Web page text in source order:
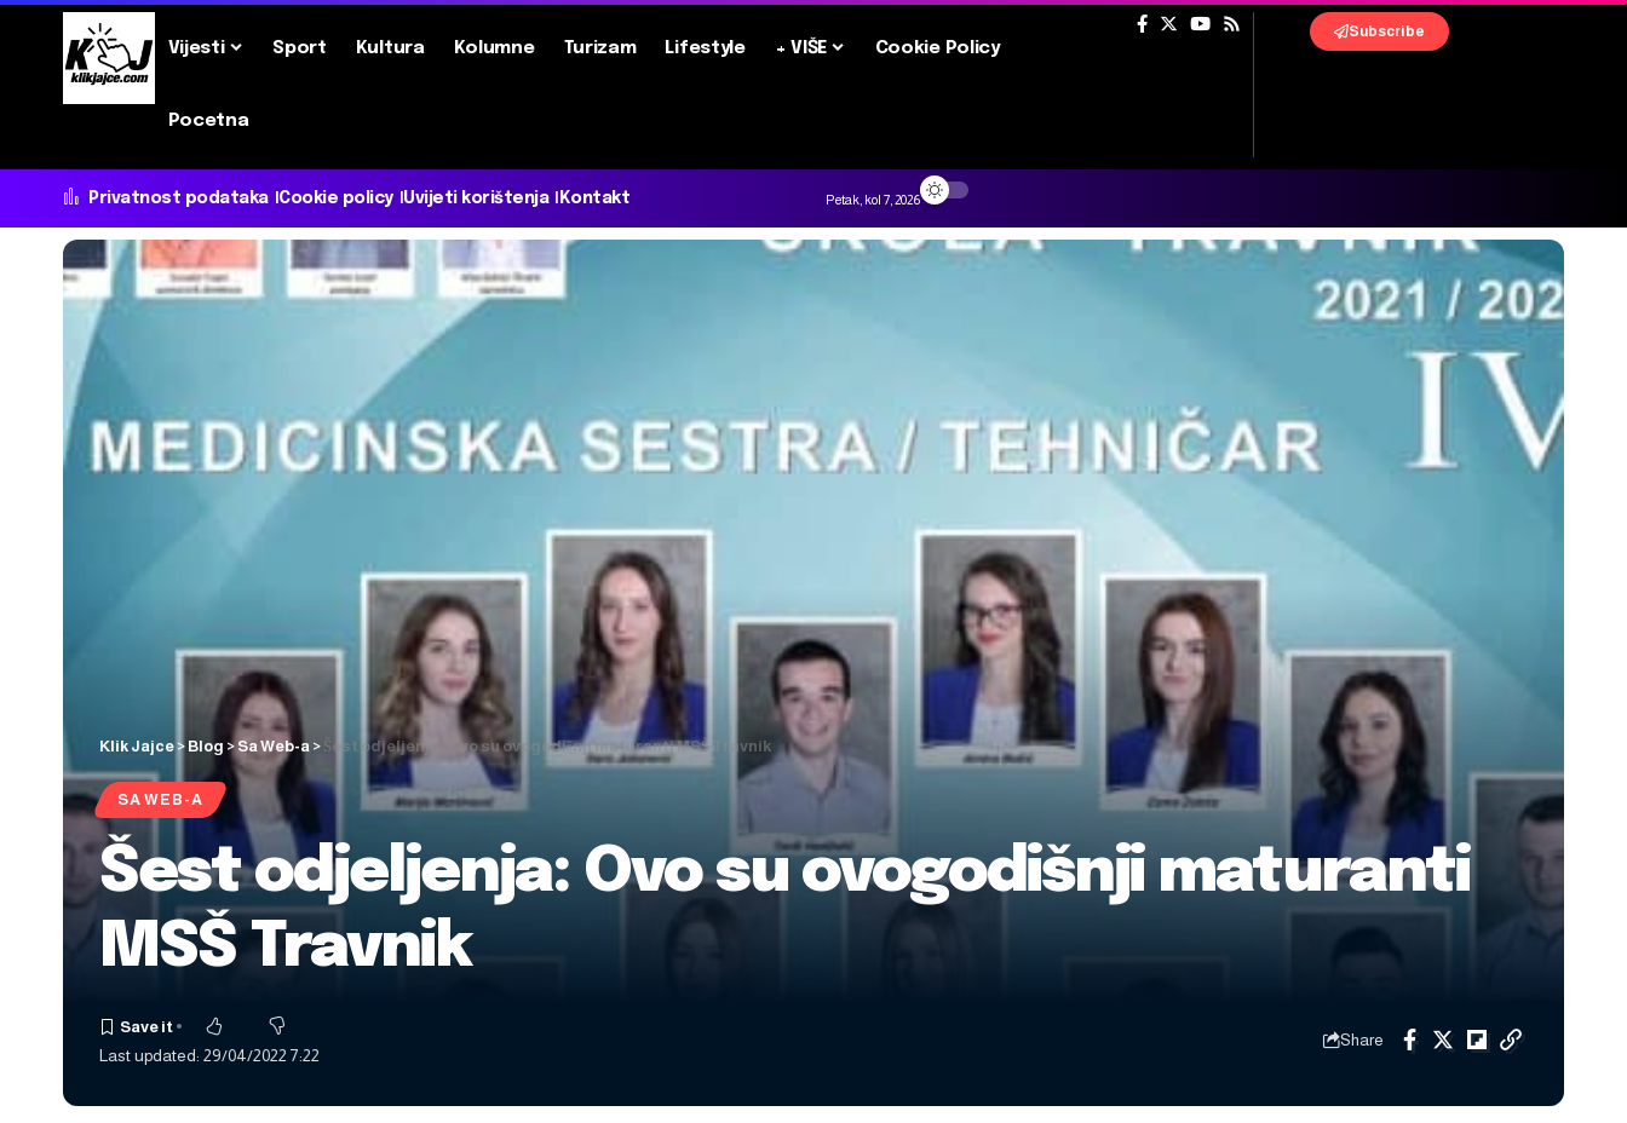
Vijesti Sport Kultura Kolumne Turizam Lifestyle + VIŠE Cookie Policy
Pocetna
Subscribe
Privatnost podataka Cookie policy Uvijeti korištenja Kontakt Petak, kol 7, 2026
Klik Jajce > Blog > Sa Web-a > Šest odjeljenja: Ovo su ovogodišnji maturanti MSŠ Travnik
SA WEB-A
Šest odjeljenja: Ovo su ovogodišnji maturanti
MSŠ Travnik
Last updated: 29/04/2022 7:22
Share